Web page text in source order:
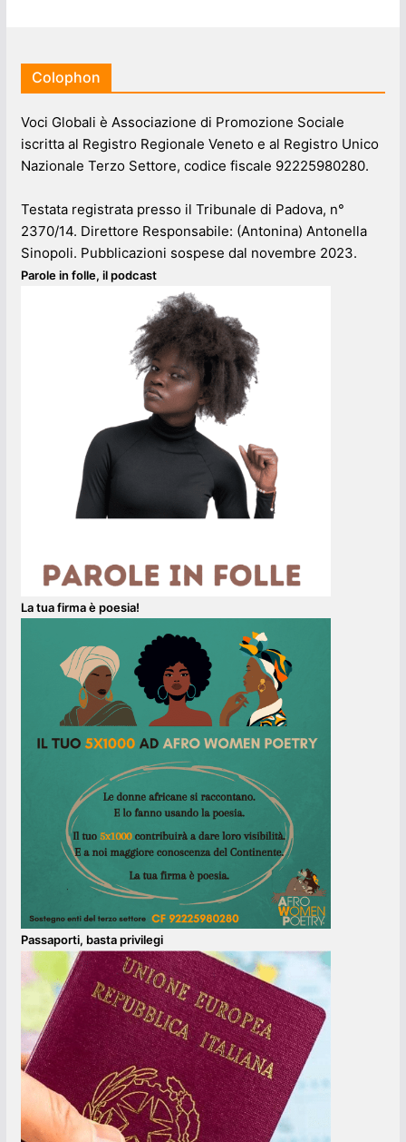
Colophon
Voci Globali è Associazione di Promozione Sociale
iscritta al Registro Regionale Veneto e al Registro Unico
Nazionale Terzo Settore, codice fiscale 92225980280.
Testata registrata presso il Tribunale di Padova, n°
2370/14. Direttore Responsabile: (Antonina) Antonella
Sinopoli. Pubblicazioni sospese dal novembre 2023.
Parole in folle, il podcast
La tua firma è poesia!
Passaporti, basta privilegi